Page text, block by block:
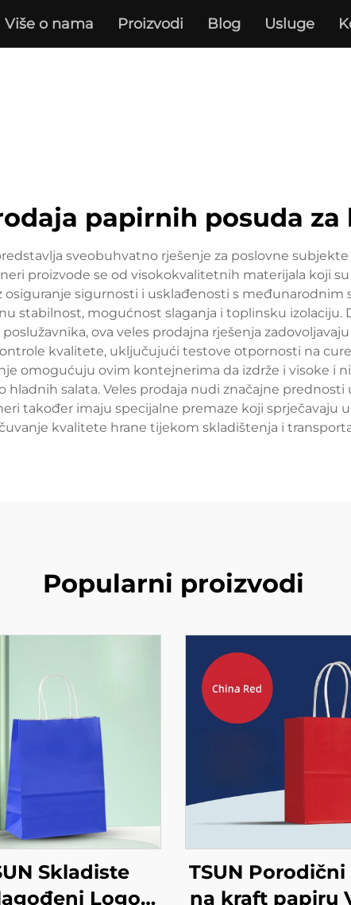
Više o nama Proizvodi Blog Usluge
papirnih posuda za
sveobuhvatno rješenje za poslovne
proizvode se od visokokvalitetnih materijala koji
osiguranje sigurnosti i usklađenosti s
stabilnost, mogućnost slaganja i toplinsku izolaciju.
ova veles prodajna rješenja
kvalitete, uključujući testove otpornosti na
omogućuju ovim kontejnerima da izdrže i visoke i
salata. Veles prodaja nudi značajne
također imaju specijalne premaze koji sprječavaju
kvalitete hrane tijekom skladištenja i
Popularni proizvodi
Skladiste
Logo
TSUN
na kraft papiru